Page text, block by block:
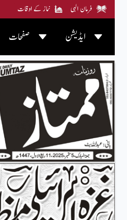
صفحات ایڈیشن